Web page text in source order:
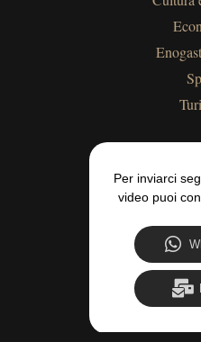
Per inviarci
video puoi